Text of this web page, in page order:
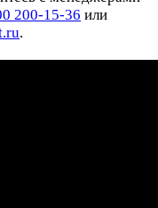
200-15-36 или
.